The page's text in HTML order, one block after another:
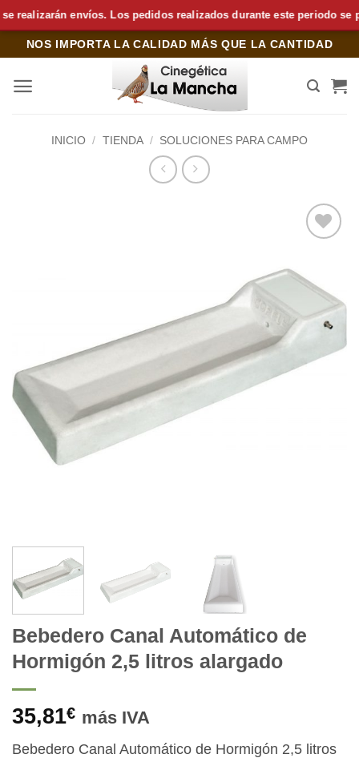
realizarán envíos. Los pedidos realizados durante este periodo se
Saltar
contenido
NOS IMPORTA LA CALIDAD MÁS QUE LA CANTIDAD
INICIO / TIENDA / SOLUCIONES PARA CAMPO
lista de
deseos
Bebedero Canal Automático de
Hormigón 2,5 litros alargado
35,81€ más IVA
Bebedero Canal Automático de Hormigón 2,5 litros